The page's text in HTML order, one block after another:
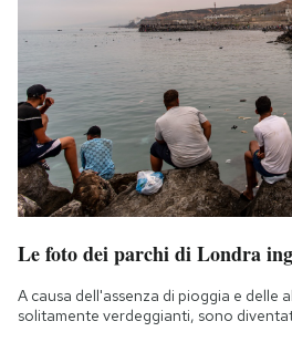
Le foto dei parchi di Londra
A causa dell'assenza di pioggia e delle
solitamente verdeggianti, sono